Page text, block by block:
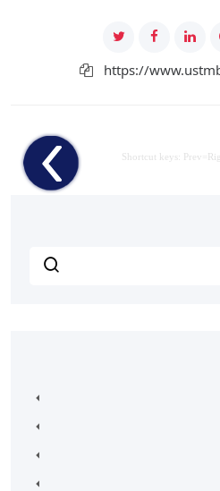
https://
Shortcut keys: